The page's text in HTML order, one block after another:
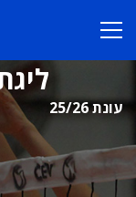
עונת 25/26